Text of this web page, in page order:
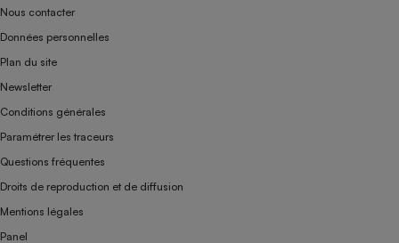
Nous contacter
Données personnelles
Plan du site
Newsletter
Conditions générales
Paramétrer les traceurs
Questions fréquentes
Droits de reproduction et de diffusion
Mentions légales
Panel